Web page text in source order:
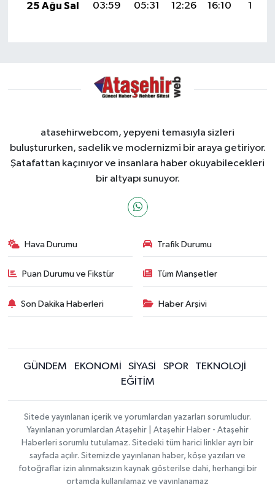
25 Ağu Sal
03:59 05:31 12:26 16:10 19:11
atasehirwebcom, yepyeni temasıyla sizleri
buluştururken, sadelik ve modernizmi bir araya getiriyor.
Şatafattan kaçınıyor ve insanlara haber okuyabilecekleri
bir altyapı sunuyor.
Hava Durumu Trafik Durumu
Puan Durumu ve Fikstür Tüm Manşetler
Son Dakika Haberleri Haber Arşivi
GÜNDEM EKONOMİ SİYASİ SPOR
TEKNOLOJİ
EĞİTİM
Sitede yayınlanan içerik ve yorumlardan yazarları sorumludur.
Yayınlanan yorumlardan Ataşehir | Ataşehir Haber - Ataşehir
Haberleri sorumlu tutulamaz. Sitedeki tüm harici linkler ayrı bir
sayfada açılır. Sitemizde yayınlanan haber, köşe yazıları ve
fotoğraflar izin alınmaksızın kaynak gösterilse dahi, herhangi bir
ortamda kullanılamaz ve yayınlanamaz